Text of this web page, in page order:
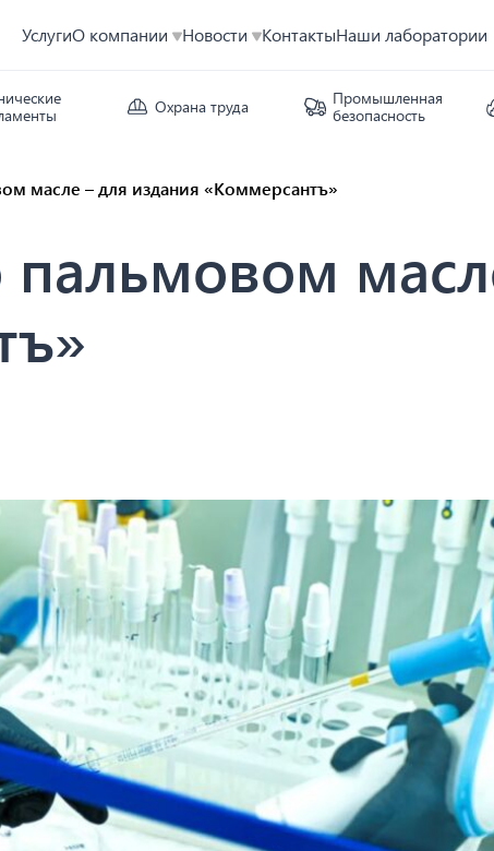
УслугиО компании Новости КонтактыНаши лаборатории
Охрана труда
Промышленная
безопасность
масле – для издания «Коммерсантъ»
пальмовом